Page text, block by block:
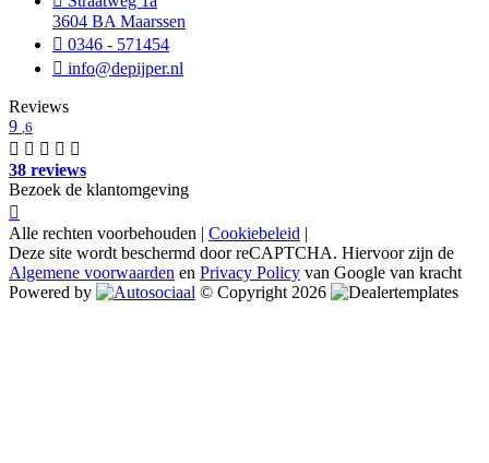
3604 BA Maarssen
0346 - 571454
info@depijper.nl
Reviews
9 ,6
38 reviews
Bezoek de klantomgeving
Alle rechten voorbehouden | Cookiebeleid |
Deze site wordt beschermd door reCAPTCHA. Hiervoor zijn de
Algemene voorwaarden en Privacy Policy van Google van kracht
Powered by
© Copyright 2026